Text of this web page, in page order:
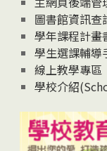
圖書館資訊查
學年課程計畫
學生選課輔導
線上教學專區
學校介紹